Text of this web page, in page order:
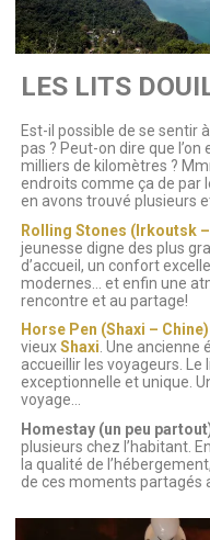
LES LITS
Est-il possible de se sentir
pas ? Peut-on dire que
milliers de kilomètres ?
endroits comme ça de par
en avons trouvé plusieurs
Rolling Stones (Irkoutsk
jeunesse digne des plus
d’accueil, un confort
modernes… et enfin une
rencontre et au partage!
Horse Pen (Shaxi – Chine)
vieuxShaxi. Une ancienne
accueillir les voyageurs.
exceptionnelle et unique.
voyage…
Homestay (un peu
plusieurs chez l’habitant.
la qualité de
de ces moments partagés